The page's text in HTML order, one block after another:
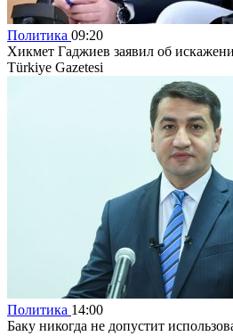
Политика 09:20
Хикмет Гаджиев заявил об
Türkiye Gazetesi
Политика 14:00
Баку никогда не допустит